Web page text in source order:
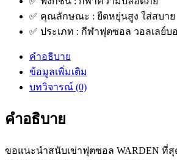
✅ คุณลักษณะ : ยืดหยุ่นสูง ใส่สบาย
✅ ประเภท : กีฬาฟุตซอล วอลเลย์บ
คำอธิบาย
ข้อมูลเพิ่มเติม
บทวิจารณ์ (0)
คำอธิบาย
ขอแนะนำสนับเข่าฟุตซอล WARDEN ที่